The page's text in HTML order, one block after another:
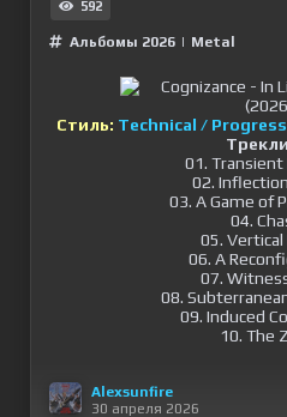
592
Альбомы 2026 | Metal
Стиль: Technical /
01. Transient
02.
03. A Game of
04.
05. Vertical
06. A
07.
08.
09. Induced
10. The
Alexsunfire
30 апреля 2026